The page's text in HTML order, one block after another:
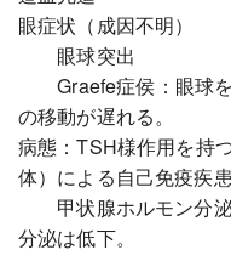
眼症状（成因不明）
眼球突出
Graefe症侯：眼球を
の移動が遅れる。
病態：TSH様作用を持
体）による自己免疫疾患
甲状腺ホルモン分泌
分泌は低下。